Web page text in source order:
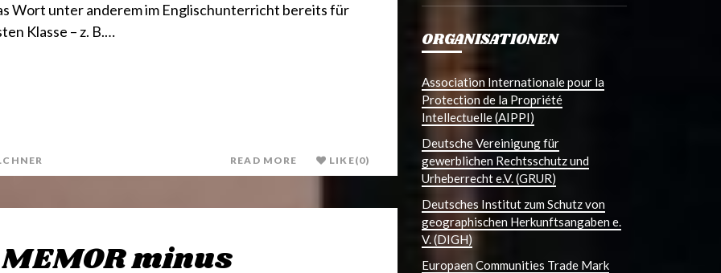
Wort unter anderem im Englischunterricht bereits für
Klasse – z. B.…
READ MORE LIKE(0)
MEMOR minus
ORGANISATIONEN
Association Internationale pour la
Protection de la Propriété
Intellectuelle (AIPPI)
Deutsche Vereinigung für
gewerblichen Rechtsschutz und
Urheberrecht e.V. (GRUR)
Deutsches Institut zum Schutz von
geographischen Herkunftsangaben e.
V. (DIGH)
Europaen Communities Trade Mark